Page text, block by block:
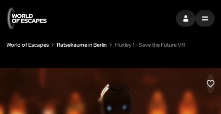
EINTRAGEN
MENU
World of Escapes Rätselräume in Berlin Huxley 1 - Save the Future VR
LIKE